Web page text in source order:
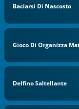
Baciarsi Di Nascosto
Gioco Di Organizza
Delfino Saltellante